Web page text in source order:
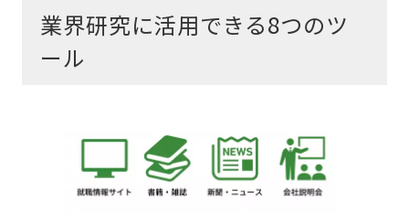
業界研究に活用できる8つのツ
ール